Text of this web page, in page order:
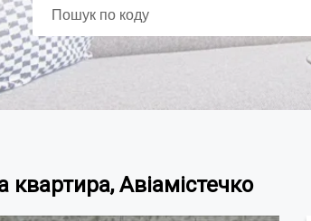
квартира, Авіамістечко